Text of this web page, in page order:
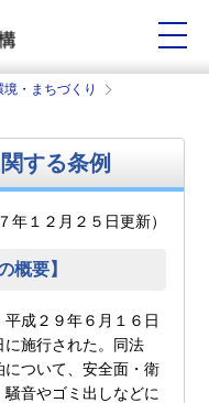
境・まちづくり
する条例
年１２月２５日更新）
概要】
平成２９年６月１６日
に施行された。同法
ついて、安全面・衛
音やゴミ出しなどに